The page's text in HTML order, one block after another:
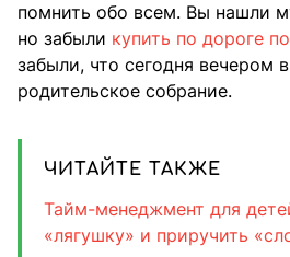
помнить обо всем. Вы нашли
но забыли купить по дороге
забыли, что сегодня вечером
родительское собрание.
ЧИТАЙТЕ ТАКЖЕ
Тайм-менеджмент для
«лягушку» и приручить